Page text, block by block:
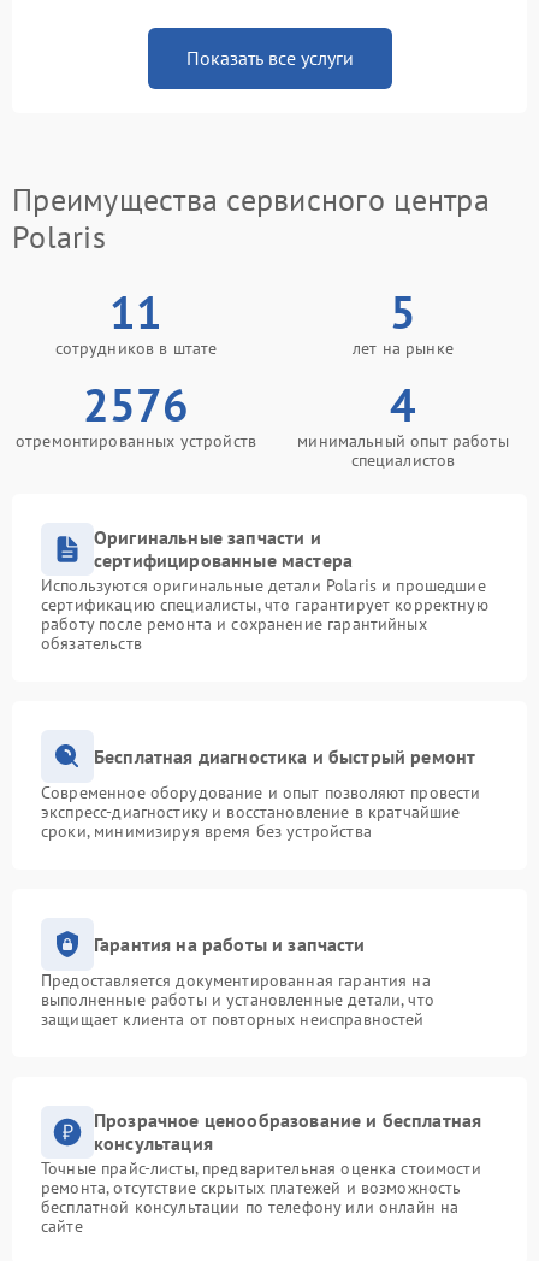
Показать все услуги
Преимущества сервисного центра
Polaris
11
сотрудников в штате
5
лет на рынке
2576
отремонтированных устройств
4
минимальный опыт работы
специалистов
Оригинальные запчасти и
сертифицированные мастера
Используются оригинальные детали Polaris и прошедшие
сертификацию специалисты, что гарантирует корректную
работу после ремонта и сохранение гарантийных
обязательств
Бесплатная диагностика и быстрый ремонт
Современное оборудование и опыт позволяют провести
экспресс-диагностику и восстановление в кратчайшие
сроки, минимизируя время без устройства
Гарантия на работы и запчасти
Предоставляется документированная гарантия на
выполненные работы и установленные детали, что
защищает клиента от повторных неисправностей
Прозрачное ценообразование и бесплатная
консультация
Точные прайс-листы, предварительная оценка стоимости
ремонта, отсутствие скрытых платежей и возможность
бесплатной консультации по телефону или онлайн на
сайте